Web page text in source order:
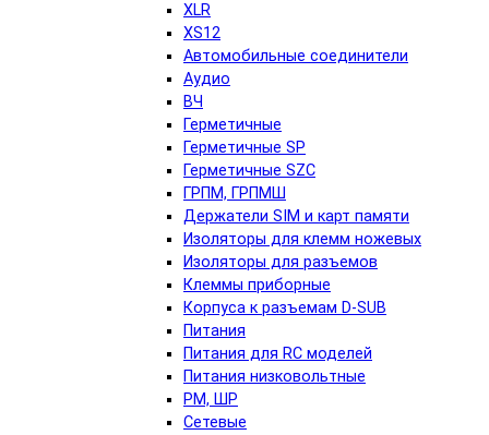
XLR
XS12
Автомобильные соединители
Аудио
ВЧ
Герметичные
Герметичные SP
Герметичные SZC
ГРПМ, ГРПМШ
Держатели SIM и карт памяти
Изоляторы для клемм ножевых
Изоляторы для разъемов
Клеммы приборные
Корпуса к разъемам D-SUB
Питания
Питания для RC моделей
Питания низковольтные
РМ, ШР
Сетевые